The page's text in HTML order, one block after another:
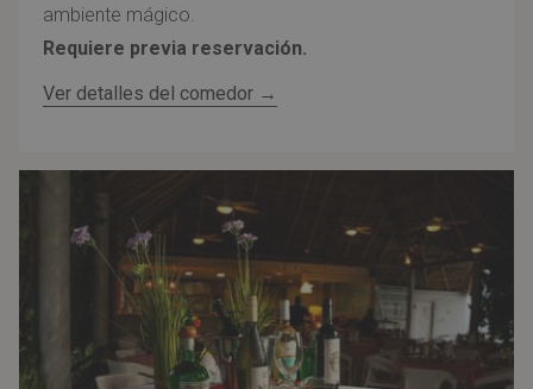
ambiente mágico.
Requiere previa reservación.
Ver detalles del comedor